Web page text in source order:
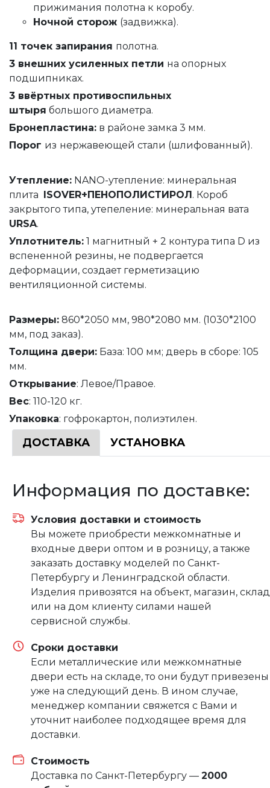
прижимания полотна к коробу.
Ночной сторож (задвижка).
11 точек запирания полотна.
3 внешних усиленных петли на опорных
подшипниках.
3 ввёртных противоспильных
штыря большого диаметра.
Бронепластина: в районе замка 3 мм.
Порог из нержавеющей стали (шлифованный).
Утепление: NANO-утепление: минеральная
плита ISOVER+ПЕНОПОЛИСТИРОЛ. Короб
закрытого типа, утепеление: минеральная вата
URSA.
Уплотнитель: 1 магнитный + 2 контура типа D из
вспененной резины, не подвергается
деформации, создает герметизацию
вентиляционной системы.
Размеры: 860*2050 мм, 980*2080 мм. (1030*2100
мм, под заказ).
Толщина двери: База: 100 мм; дверь в сборе: 105
мм.
Открывание: Левое/Правое.
Вес: 110-120 кг.
Упаковка: гофрокартон, полиэтилен.
ДОСТАВКА УСТАНОВКА
Информация по доставке:
Условия доставки и стоимость
Вы можете приобрести межкомнатные и
входные двери оптом и в розницу, а также
заказать доставку моделей по Санкт-
Петербургу и Ленинградской области.
Изделия привозятся на объект, магазин, склад
или на дом клиенту силами нашей
сервисной службы.
Сроки доставки
Если металлические или межкомнатные
двери есть на складе, то они будут привезены
уже на следующий день. В ином случае,
менеджер компании свяжется с Вами и
уточнит наиболее подходящее время для
доставки.
Стоимость
Доставка по Санкт-Петербургу — 2000